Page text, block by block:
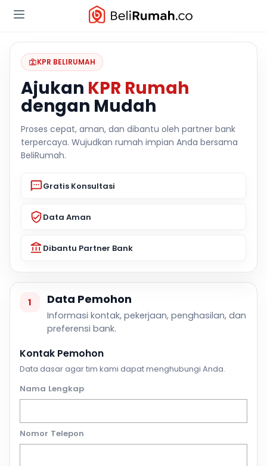
KPR BELIRUMAH
Ajukan KPR Rumah
dengan Mudah
Proses cepat, aman, dan dibantu oleh partner bank
terpercaya. Wujudkan rumah impian Anda bersama
BeliRumah.
Gratis Konsultasi
Data Aman
Dibantu Partner Bank
1 Data Pemohon
Informasi kontak, pekerjaan, penghasilan, dan
preferensi bank.
Kontak Pemohon
Data dasar agar tim kami dapat menghubungi Anda.
Nama Lengkap
Nomor Telepon